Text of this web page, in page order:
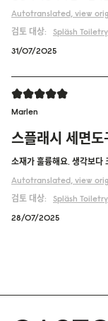
Autotranslated, view
검토 대상:
Spläsh
31/07/2025
Marlen
스플래시 세면도
소재가 훌륭해요. 생각보다
Autotranslated, view
검토 대상:
Spläsh
28/07/2025